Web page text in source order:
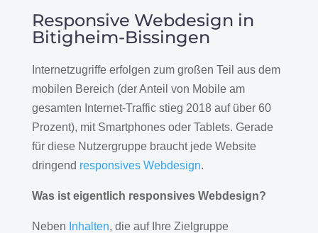
Responsive Webdesign in
Bitigheim-Bissingen
Internetzugriffe erfolgen zum großen Teil aus dem
mobilen Bereich (der Anteil von Mobile am
gesamten Internet-Traffic stieg 2018 auf über 60
Prozent), mit Smartphones oder Tablets. Gerade
für diese Nutzergruppe braucht jede Website
dringend responsives Webdesign.
Was ist eigentlich responsives Webdesign?
Neben Inhalten, die auf Ihre Zielgruppe